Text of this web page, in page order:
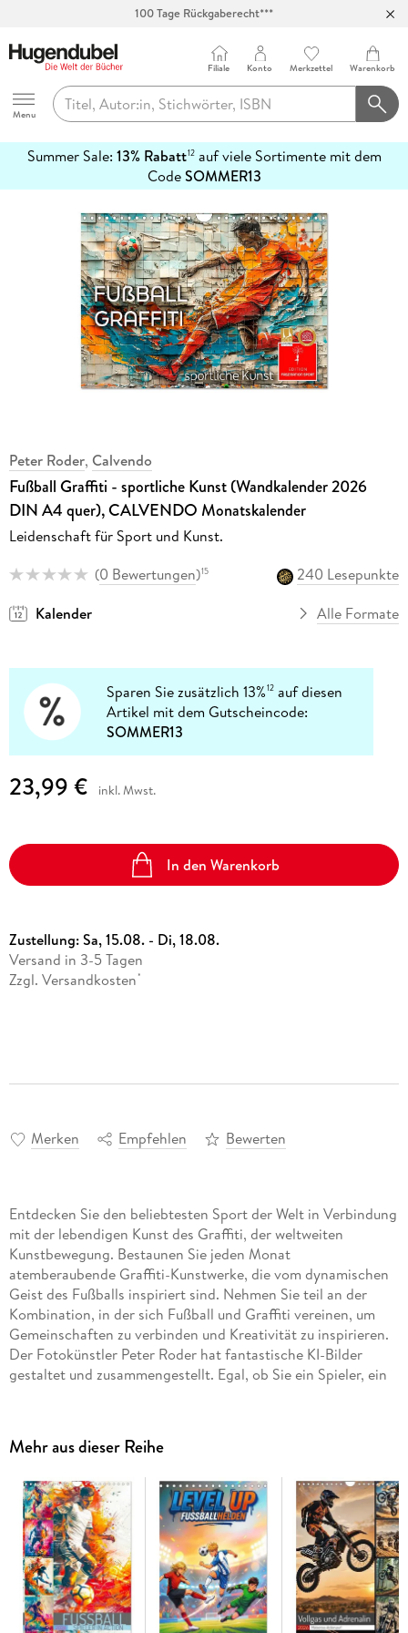
100 Tage Rückgaberecht***
Hugendubel
Menu
Filiale Konto Merkzettel Warenkorb
Summer Sale: 13% Rabatt12auf viele Sortimente mit dem
CodeSOMMER13
erfahren
Peter Roder, Calvendo
Fußball Graffiti - sportliche Kunst (Wandkalender 2026
DIN A4 quer), CALVENDO Monatskalender
Leidenschaft für Sport und Kunst.
(0 Bewertungen)15
240 Lesepunkte
Kalender
Alle Formate
Sparen Sie zusätzlich 13%12 auf diesen
Artikel mit dem Gutscheincode:
SOMMER13
23,99 € inkl. Mwst.
In den Warenkorb
Zustellung:Sa, 15.08. - Di, 18.08.
Versand in 3-5 Tagen
Zzgl. Versandkosten *
Merken Empfehlen Bewerten
Entdecken Sie den beliebtesten Sport der Welt in Verbindung
mit der lebendigen Kunst des Graffiti, der weltweiten
Kunstbewegung. Bestaunen Sie jeden Monat
atemberaubende Graffiti-Kunstwerke, die vom dynamischen
Geist des Fußballs inspiriert sind. Nehmen Sie teil an der
Kombination, in der sich Fußball und Graffiti vereinen, um
Gemeinschaften zu verbinden und Kreativität zu inspirieren.
Der Fotokünstler Peter Roder hat fantastische KI-Bilder
gestaltet und zusammengestellt. Egal, ob Sie ein Spieler, ein
der Klasse "Sport" ausgezeichnet.
Hochwertiger Wandkalender mit 12 wunderschönen Bildern.
Unsere Umwelt liegt uns am Herzen. Daher verwenden wir
ausschließlich FSC-zertifizierte Papiere aus
verantwortungsvoller Waldwirtschaft. Wir vermeiden
Überproduktion und somit deutliche Abfallmengen, da wir
bedarfsgerecht in Einzelfertigung in Deutschland (Made in
Germany) produzieren. Wir halten unsere Transportwege kurz
Mehr aus dieser Reihe